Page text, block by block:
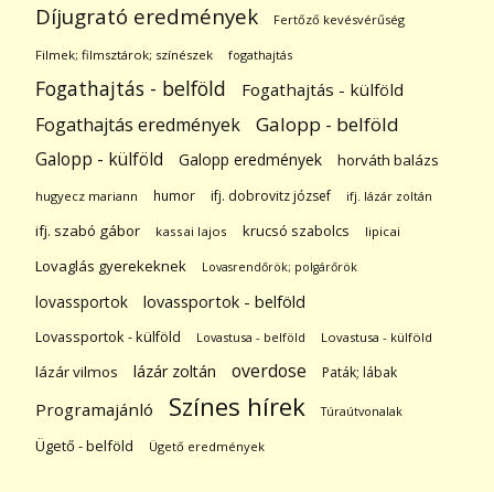
Díjugrató eredmények Fertőző kevésvérűség
Filmek; filmsztárok; színészek fogathajtás
Fogathajtás - belföld Fogathajtás - külföld
Fogathajtás eredmények Galopp - belföld
Galopp - külföld Galopp eredmények horváth balázs
hugyecz mariann humor ifj. dobrovitz józsef ifj. lázár zoltán
ifj. szabó gábor kassai lajos krucsó szabolcs lipicai
Lovaglás gyerekeknek Lovasrendőrök; polgárőrök
lovassportok lovassportok - belföld
Lovassportok - külföld Lovastusa - belföld Lovastusa - külföld
lázár vilmos lázár zoltán overdose Paták; lábak
Programajánló Színes hírek Túraútvonalak
Ügető - belföld Ügető eredmények